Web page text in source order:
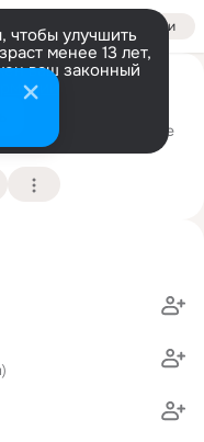
Войти
улучшить
менее 13 лет,
ваш законный
(45 лет) Подробнее